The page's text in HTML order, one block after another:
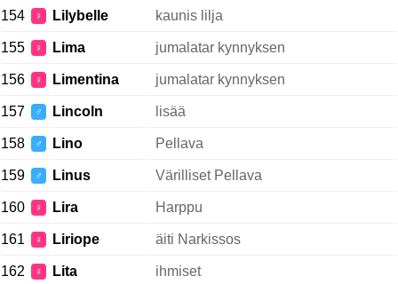
154 ♀ Lilybelle kaunis lilja
155 ♀ Lima jumalatar kynnyksen
156 ♀ Limentina jumalatar kynnyksen
157 ♂ Lincoln lisää
158 ♂ Lino Pellava
159 ♂ Linus Värilliset Pellava
160 ♀ Lira Harppu
161 ♀ Liriope äiti Narkissos
162 ♀ Lita ihmiset